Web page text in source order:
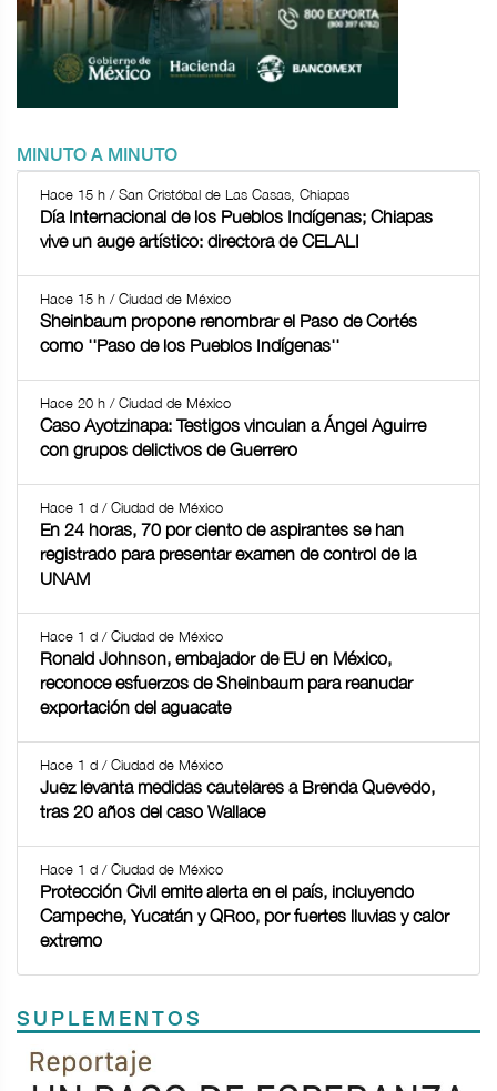
MINUTO A MINUTO
Hace 15 h / San Cristóbal de Las Casas, Chiapas
Día Internacional de los Pueblos Indígenas; Chiapas
vive un auge artístico: directora de CELALI
Hace 15 h / Ciudad de México
Sheinbaum propone renombrar el Paso de Cortés
como ''Paso de los Pueblos Indígenas''
Hace 20 h / Ciudad de México
Caso Ayotzinapa: Testigos vinculan a Ángel Aguirre
con grupos delictivos de Guerrero
Hace 1 d / Ciudad de México
En 24 horas, 70 por ciento de aspirantes se han
registrado para presentar examen de control de la
UNAM
Hace 1 d / Ciudad de México
Ronald Johnson, embajador de EU en México,
reconoce esfuerzos de Sheinbaum para reanudar
exportación del aguacate
Hace 1 d / Ciudad de México
Juez levanta medidas cautelares a Brenda Quevedo,
tras 20 años del caso Wallace
Hace 1 d / Ciudad de México
Protección Civil emite alerta en el país, incluyendo
Campeche, Yucatán y QRoo, por fuertes lluvias y calor
extremo
SUPLEMENTOS
Previous